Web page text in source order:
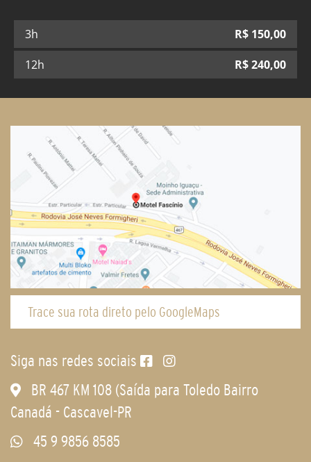
3h R$ 150,00
12h
R$240,00
Trace sua rota direto pelo GoogleMaps
Siga nas redes sociais
BR 467 KM 108 (Saída para Toledo Bairro
Canadá - Cascavel-PR
45 9 9856 8585